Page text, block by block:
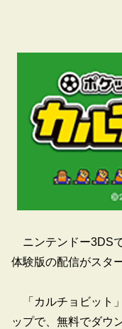
ニンテンドー3DS
体験版の配信がスタ
「カルチョビット
ップで、無料でダウ